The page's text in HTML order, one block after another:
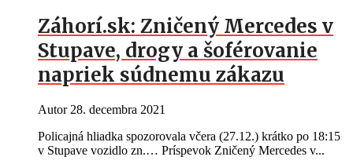
Záhorí.sk: Zničený Mercedes v
Stupave, drogy a šoférovanie
napriek súdnemu zákazu
Autor 28. decembra 2021
Policajná hliadka spozorovala včera (27.12.) krátko po 18:15
v Stupave vozidlo zn.… Príspevok Zničený Mercedes v...